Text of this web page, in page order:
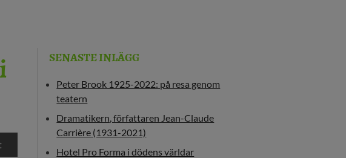
SENASTE INLÄGG
Peter Brook 1925-2022: på resa genom
teatern
Dramatikern, författaren Jean-Claude
Carrière (1931-2021)
Hotel Pro Forma i dödens världar